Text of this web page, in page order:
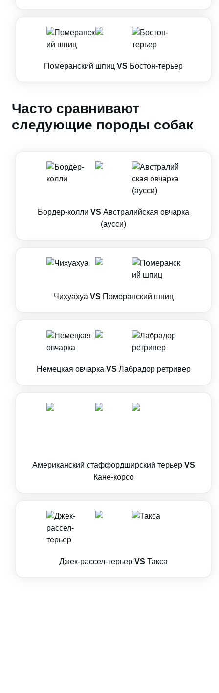
Померанский шпиц VS Бостон-терьер
Часто сравнивают
следующие породы собак
Бордер-колли VS Австралийская овчарка
(аусси)
Чихуахуа VS Померанский шпиц
Немецкая овчарка VS Лабрадор ретривер
Американский стаффордширский терьер VS
Кане-корсо
Джек-рассел-терьер VS Такса